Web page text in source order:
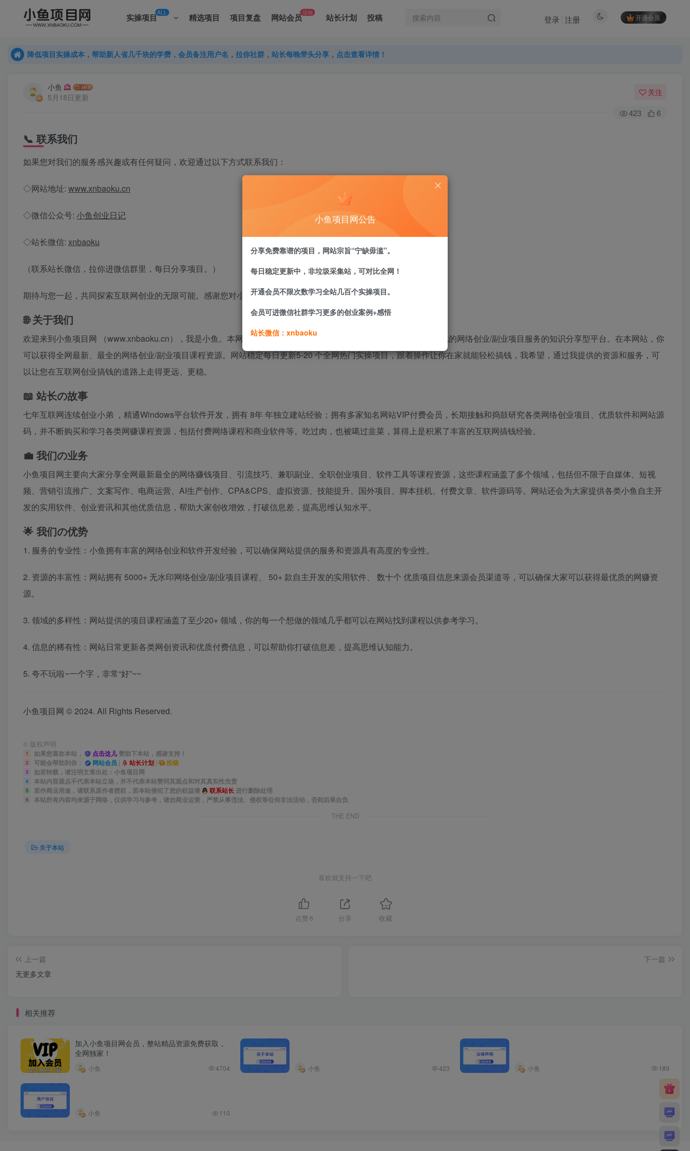
实操项目ALL 精选项目 项目复盘 网站会员活动 站长计划 投稿 开通会员
登录 注册
降低项目实操成本，帮助新人省几千块的学费，会员备注用户名，拉你社群，站长每晚带头分享，点击查看详情！
降低项目实操成本，帮助新人省几千块的学费，会员备注用户名，拉你社群，站长每晚带头分享，点击查看详情！
小鱼
5月18日更新
关注
423 6
📞 联系我们
如果您对我们的服务感兴趣或有任何疑问，欢迎通过以下方式联系我们：
◇网站地址: www.xnbaoku.cn
◇微信公众号: 小鱼创业日记
◇站长微信: xnbaoku
（联系站长微信，拉你进微信群里，每日分享项目。）
期待与您一起，共同探索互联网创业的无限可能。感谢您对小鱼项目网的关注和支持！
🌐 关于我们
欢迎来到小鱼项目网 （www.xnbaoku.cn），我是小鱼。本网站是一个致力于为广大朋友提供精细化、专业化、多样化的网络创业/副业项目服务的知识分享型平台。在本网站，你
可以获得全网最新、最全的网络创业/副业项目课程资源。网站稳定每日更新5-20 个全网热门实操项目，跟着操作让你在家就能轻松搞钱，我希望，通过我提供的资源和服务，可
以让您在互联网创业搞钱的道路上走得更远、更稳。
📖 站长の故事
七年互联网连续创业小弟 ，精通Windows平台软件开发，拥有8年 年独立建站经验；拥有多家知名网站VIP付费会员，长期接触和捣鼓研究各类网络创业项目、优质软件和网站源
码，并不断购买和学习各类网赚课程资源，包括付费网络课程和商业软件等。吃过肉，也被噶过韭菜，算得上是积累了丰富的互联网搞钱经验。
💼 我们の业务
小鱼项目网主要向大家分享全网最新最全的网络赚钱项目、引流技巧、兼职副业、全职创业项目、软件工具等课程资源，这些课程涵盖了多个领域，包括但不限于自媒体、短视
频、营销引流推广、文案写作、电商运营、AI生产创作、CPA&CPS、虚拟资源、技能提升、国外项目、脚本挂机、付费文章、软件源码等。网站还会为大家提供各类小鱼自主开
发的实用软件、创业资讯和其他优质信息，帮助大家创收增效，打破信息差，提高思维认知水平。
🌟 我们の优势
1. 服务的专业性：小鱼拥有丰富的网络创业和软件开发经验，可以确保网站提供的服务和资源具有高度的专业性。
2. 资源的丰富性： 网站拥有 5000+ 无水印网络创业/副业项目课程、 50+ 款自主开发的实用软件、 数十个 优质项目信息来源会员渠道等，可以确保大家可以获得最优质的网赚资
源。
3. 领域的多样性： 网站提供的项目课程涵盖了至少20+ 领域，你的每一个想做的领域几乎都可以在网站找到课程以供参考学习。
4. 信息的稀有性： 网站日常更新各类网创资讯和优质付费信息，可以帮助你打破信息差，提高思维认知能力。
5. 夸不玩啦~一个字，非常“好”~~
小鱼项目网 © 2024. All Rights Reserved.
© 版权声明
1 如果您喜欢本站， 点击这儿赞助下本站，感谢支持！
2 可能会帮助到你： 网站会员 | 站长计划 | 投稿
3 如若转载，请注明文章出处：小鱼项目网
4 本站内容观点不代表本站立场，并不代表本站赞同其观点和对其真实性负责
5 若作商业用途，请联系原作者授权，若本站侵犯了您的权益请 联系站长进行删除处理
6
本站所有内容均来源于网络，仅供学习与参考，请勿商业运营，严禁从事违法、侵权等任何非法活动，否则后果自负
THE END
关于本站
喜欢就支持一下吧
点赞 6 分享 收藏
上一篇
无更多文章
下一篇
相关推荐
加入小鱼项目网会员，整站精品资源免费获取，
全网独家！
小鱼 4704 小鱼 423 小鱼 189
小鱼 110
小鱼项目网公告
分享免费靠谱的项目，网站宗旨“宁缺毋滥”。
每日稳定更新中，非垃圾采集站，可对比全网！
开通会员不限次数学习全站几百个实操项目。
会员可进微信社群学习更多的创业案例+感悟
站长微信：xnbaoku